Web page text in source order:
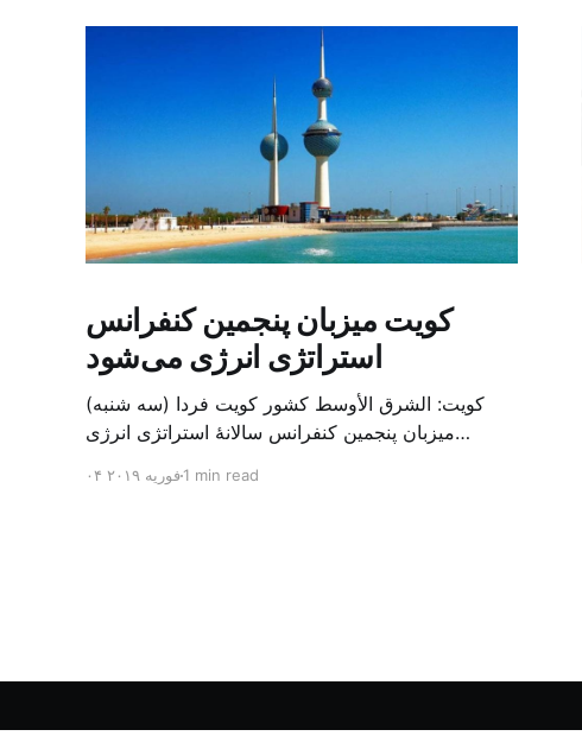
کویت میزبان پنجمین کنفرانس
استراتژی انرژی می‌شود
کویت: الشرق الأوسط کشور کویت فردا (سه شنبه)
میزبان پنجمین کنفرانس سالانهٔ استراتژی انرژی
الشرق الاوسط، حدود ۳۰۰ متخصص از شرکت‌های
۰۴ فوریه ۲۰۱۹1 min read